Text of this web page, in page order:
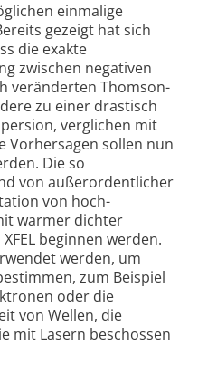
einmalige
gezeigt hat sich
die exakte
zwischen negativen
veränderten Thomson-
zu einer drastisch
verglichen mit
Vorher­sagen sollen nun
Die so
von außer­ordentlicher
von hoch­
warmer dichter
beginnen werden.
werden, um
zum Beispiel
oder die
von Wellen, die
mit Lasern beschossen